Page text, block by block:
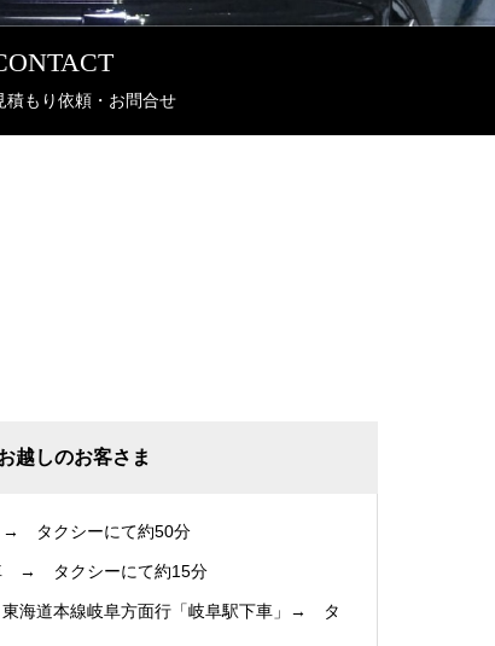
積もり依頼・お問合せ
越しのお客さま
→ タクシーにて約50分
→ タクシーにて約15分
海道本線岐阜方面行「岐阜駅下車」→ タ